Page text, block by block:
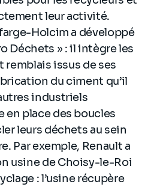
leur activité.
Holcim a développé
Déchets » : il intègre les
remblais issus de ses
du ciment qu’il
industriels
en place des boucles
leurs déchets au sein
Par exemple, Renault a
usine de Choisy-le-Roi
: l’usine récupère